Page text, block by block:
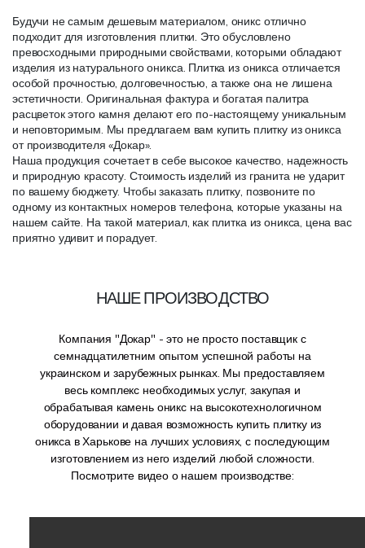
Будучи не самым дешевым материалом, оникс отлично
подходит для изготовления плитки. Это обусловлено
превосходными природными свойствами, которыми обладают
изделия из натурального оникса. Плитка из оникса отличается
особой прочностью, долговечностью, а также она не лишена
эстетичности. Оригинальная фактура и богатая палитра
расцветок этого камня делают его по-настоящему уникальным
и неповторимым. Мы предлагаем вам купить плитку из оникса
от производителя «Докар».
Наша продукция сочетает в себе высокое качество, надежность
и природную красоту. Стоимость изделий из гранита не ударит
по вашему бюджету. Чтобы заказать плитку, позвоните по
одному из контактных номеров телефона, которые указаны на
нашем сайте. На такой материал, как плитка из оникса, цена вас
приятно удивит и порадует.
НАШЕ ПРОИЗВОДСТВО
Компания "Докар" - это не просто поставщик с
семнадцатилетним опытом успешной работы на
украинском и зарубежных рынках. Мы предоставляем
весь комплекс необходимых услуг, закупая и
обрабатывая камень оникс на высокотехнологичном
оборудовании и давая возможность купить плитку из
оникса в Харькове на лучших условиях, с последующим
изготовлением из него изделий любой сложности.
Посмотрите видео о нашем производстве: